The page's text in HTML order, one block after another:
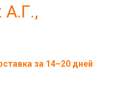
А.Г.,
за 14–20 дней